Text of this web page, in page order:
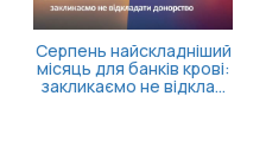
скринінг здоровя 40+
допомагає виявити
ризики